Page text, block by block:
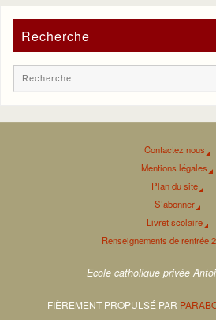
Recherche
Contactez nous
Mentions légales
Plan du site
S’abonner
Livret scolaire
Renseignements de rentrée
Ecole catholique privée
FIÈREMENT PROPULSÉ PAR